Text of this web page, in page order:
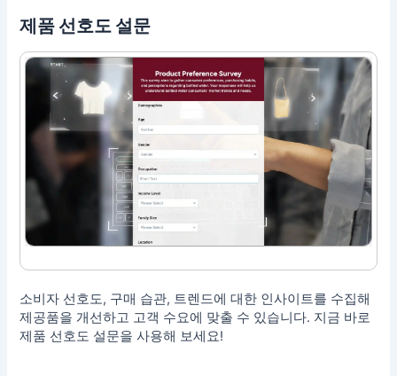
제품 선호도 설문
소비자 선호도, 구매 습관, 트렌드에 대한 인사이트를 수집해
제공품을 개선하고 고객 수요에 맞출 수 있습니다. 지금 바로
제품 선호도 설문을 사용해 보세요!